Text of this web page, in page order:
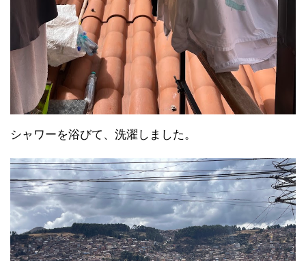
シャワーを浴びて、洗濯しました。